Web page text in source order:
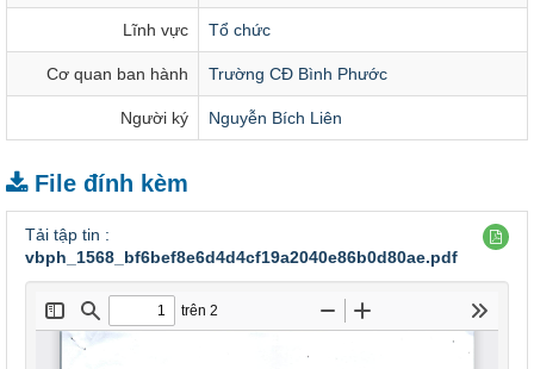
Lĩnh vực Tổ chức
Cơ quan ban hành Trường CĐ Bình Phước
Người ký Nguyễn Bích Liên
File đính kèm
Tải tập tin :
vbph_1568_bf6bef8e6d4d4cf19a2040e86b0d80ae.pdf